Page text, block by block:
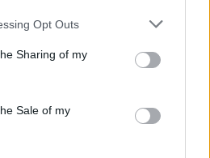
Opt Outs
Sharing of my
Sale of my
per le piccole e medie imprese
di contributi rivolti ai datori